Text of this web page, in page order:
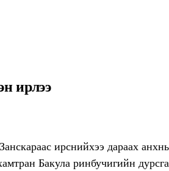
ирлээ
ирснийхээ дараах
Бакула ринбучигийн